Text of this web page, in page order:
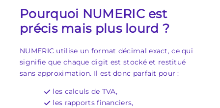
Pourquoi NUMERIC est
précis mais plus lourd ?
NUMERIC utilise un format décimal exact, ce qui
signifie que chaque digit est stocké et restitué
sans approximation. Il est donc parfait pour :
les calculs de TVA,
les rapports financiers,